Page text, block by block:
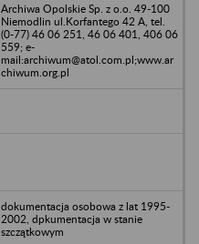
Archiwa Opolskie Sp. z o.o. 49-100
Niemodlin ul.Korfantego 42 A, tel.
(0-77) 46 06 251, 46 06 401, 406 06
559; e-
mail:archiwum@atol.com.pl;www.ar
chiwum.org.pl
dokumentacja osobowa z lat 1995-
2002, dpkumentacja w stanie
szczątkowym